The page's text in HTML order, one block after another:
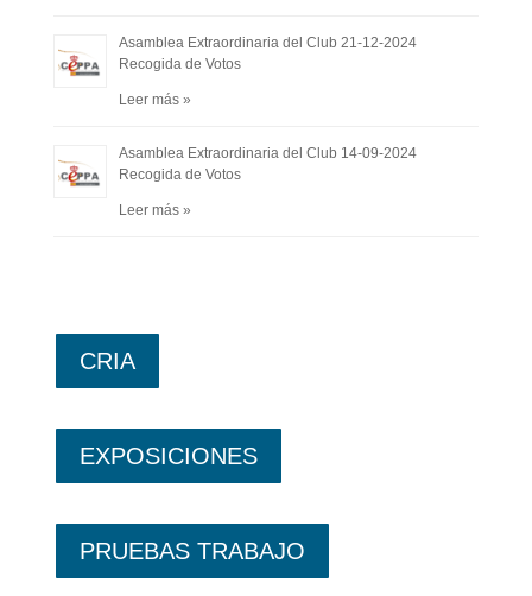
Asamblea Extraordinaria del Club 21-12-2024
Recogida de Votos
Leer más »
Asamblea Extraordinaria del Club 14-09-2024
Recogida de Votos
Leer más »
CRIA
EXPOSICIONES
PRUEBAS TRABAJO